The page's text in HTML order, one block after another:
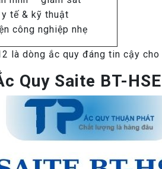
tế & kỹ thuật
công nghiệp nhẹ
là dòng ắc quy đáng tin cậy
Quy Saite BT-